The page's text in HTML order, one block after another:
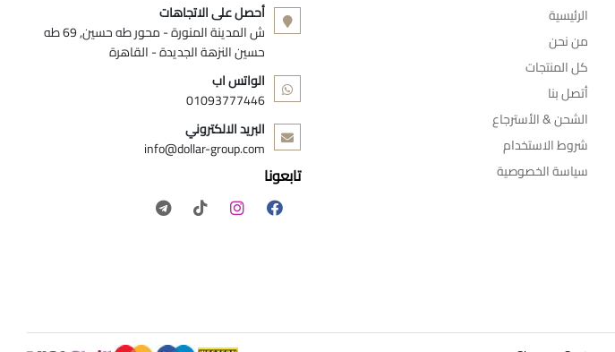
الرئيسية
من نحن
كل المنتجات
أتصل بنا
الشحن & الأسترجاع
شروط الاستخدام
سياسة الخصوصية
أحصل على الاتجاهات
ش المدينة المنورة - محور طه حسين, 69 طه
حسين النزهة الجديدة - القاهرة
الواتس اب
01093777446
البريد الالكتروني
info@dollar-group.com
تابعونا